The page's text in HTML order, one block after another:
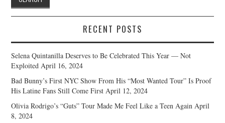
RECENT POSTS
Selena Quintanilla Deserves to Be Celebrated This Year — Not
Exploited April 16, 2024
Bad Bunny’s First NYC Show From His “Most Wanted Tour” Is Proof
His Latine Fans Still Come First April 12, 2024
Olivia Rodrigo’s “Guts” Tour Made Me Feel Like a Teen Again April
8, 2024